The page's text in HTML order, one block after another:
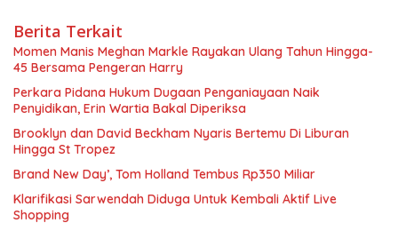
Berita Terkait
Momen Manis Meghan Markle Rayakan Ulang Tahun Hingga-
45 Bersama Pengeran Harry
Perkara Pidana Hukum Dugaan Penganiayaan Naik
Penyidikan, Erin Wartia Bakal Diperiksa
Brooklyn dan David Beckham Nyaris Bertemu Di Liburan
Hingga St Tropez
Brand New Day’, Tom Holland Tembus Rp350 Miliar
Klarifikasi Sarwendah Diduga Untuk Kembali Aktif Live
Shopping